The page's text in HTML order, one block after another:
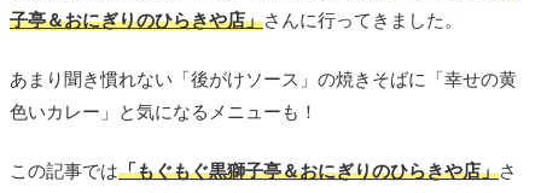
子亭＆おにぎりのひらきや店」さんに行ってきました。
あまり聞き慣れない「後がけソース」の焼きそばに「幸せの黄
色いカレー」と気になるメニューも！
この記事では「もぐもぐ黒獅子亭＆おにぎりのひらきや店」さ